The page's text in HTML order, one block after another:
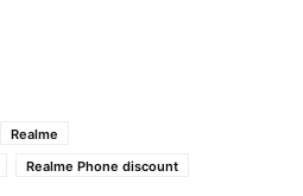
Realme
Realme Phone discount